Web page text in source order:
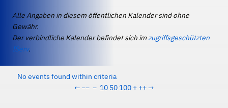
Alle Angaben in diesem öffentlichen Kalender sind ohne
Gewähr.
Der verbindliche Kalender befindet sich imzugriffsgeschützten
IServ.
No events found within criteria
← −− − 10 50 100 + ++→